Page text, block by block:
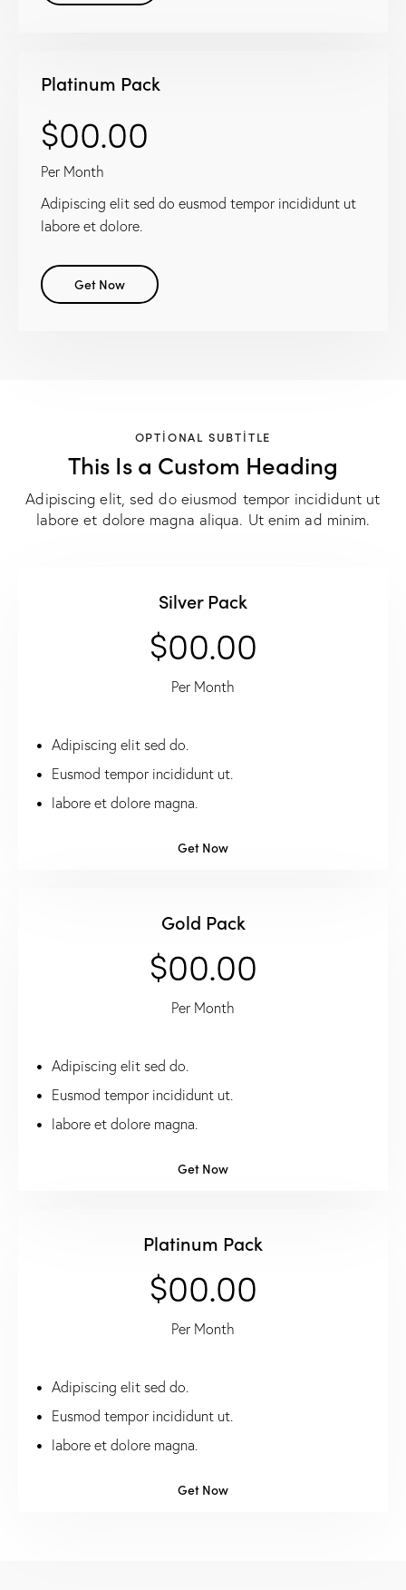
Platinum Pack
$00.00
Per Month
Adipiscing elit sed do eusmod tempor incididunt ut
labore et dolore.
Get Now
OPTIONAL SUBTITLE
This Is a Custom Heading
Adipiscing elit, sed do eiusmod tempor incididunt ut
labore et dolore magna aliqua. Ut enim ad minim.
Silver Pack
$00.00
Per Month
Adipiscing elit sed do.
Eusmod tempor incididunt ut.
labore et dolore magna.
Get Now
Gold Pack
$00.00
Per Month
Adipiscing elit sed do.
Eusmod tempor incididunt ut.
labore et dolore magna.
Get Now
Platinum Pack
$00.00
Per Month
Adipiscing elit sed do.
Eusmod tempor incididunt ut.
labore et dolore magna.
Get Now